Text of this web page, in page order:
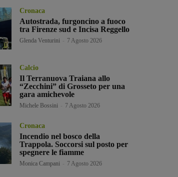
Cronaca
Autostrada, furgoncino a fuoco
tra Firenze sud e Incisa Reggello
Glenda Venturini 7 Agosto 2026
Calcio
Il Terranuova Traiana allo
“Zecchini” di Grosseto per una
gara amichevole
Michele Bossini 7 Agosto 2026
Cronaca
Incendio nel bosco della
Trappola. Soccorsi sul posto per
spegnere le fiamme
Monica Campani 7 Agosto 2026